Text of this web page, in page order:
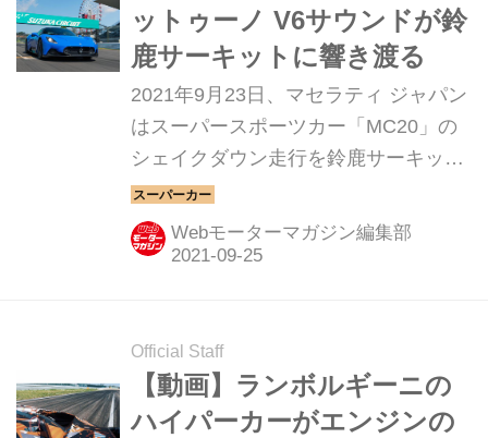
ットゥーノ V6サウンドが鈴
鹿サーキットに響き渡る
2021年9月23日、マセラティ ジャパン
はスーパースポーツカー「MC20」の
シェイクダウン走行を鈴鹿サーキット
で行った。
Webモーターマガジン編集部
Official Staff
【動画】ランボルギーニの
ハイパーカーがエンジンの